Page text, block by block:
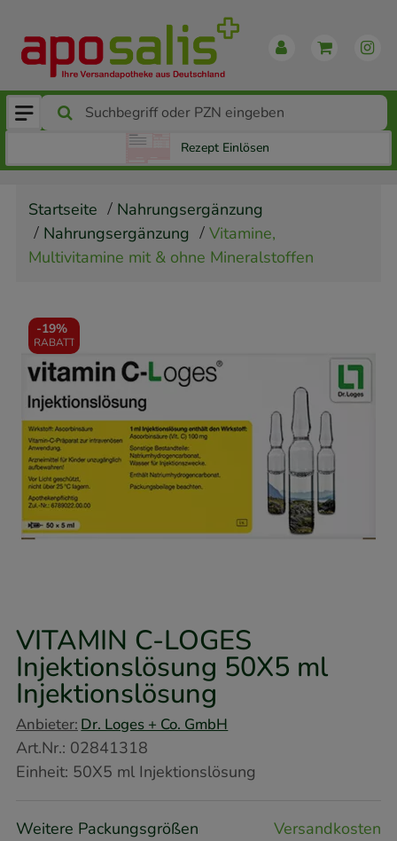
Rezept Einlösen
Startseite
Nahrungsergänzung
Nahrungsergänzung
Vitamine,
Multivitamine mit & ohne Mineralstoffen
-19%
RABATT
VITAMIN C-LOGES
Injektionslösung 50X5 ml
Injektionslösung
Anbieter: Dr. Loges + Co. GmbH
Art.Nr.: 02841318
Einheit: 50X5 mlInjektionslösung
Weitere Packungsgrößen Versandkosten